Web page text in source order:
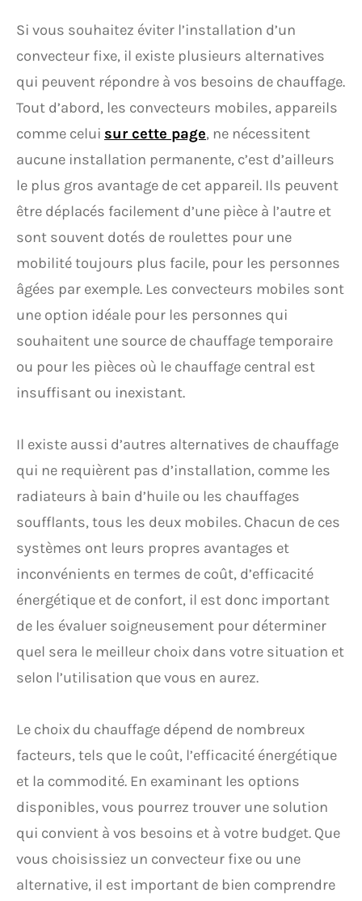
Si vous souhaitez éviter l’installation d’un
convecteur fixe, il existe plusieurs alternatives
qui peuvent répondre à vos besoins de chauffage.
Tout d’abord, les convecteurs mobiles, appareils
comme celui sur cette page, ne nécessitent
aucune installation permanente, c’est d’ailleurs
le plus gros avantage de cet appareil. Ils peuvent
être déplacés facilement d’une pièce à l’autre et
sont souvent dotés de roulettes pour une
mobilité toujours plus facile, pour les personnes
âgées par exemple. Les convecteurs mobiles sont
une option idéale pour les personnes qui
souhaitent une source de chauffage temporaire
ou pour les pièces où le chauffage central est
insuffisant ou inexistant.
Il existe aussi d’autres alternatives de chauffage
qui ne requièrent pas d’installation, comme les
radiateurs à bain d’huile ou les chauffages
soufflants, tous les deux mobiles. Chacun de ces
systèmes ont leurs propres avantages et
inconvénients en termes de coût, d’efficacité
énergétique et de confort, il est donc important
de les évaluer soigneusement pour déterminer
quel sera le meilleur choix dans votre situation et
selon l’utilisation que vous en aurez.
Le choix du chauffage dépend de nombreux
facteurs, tels que le coût, l’efficacité énergétique
et la commodité. En examinant les options
disponibles, vous pourrez trouver une solution
qui convient à vos besoins et à votre budget. Que
vous choisissiez un convecteur fixe ou une
alternative, il est important de bien comprendre